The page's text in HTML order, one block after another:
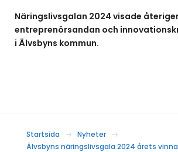
Näringslivsgalan 2024 visade
entreprenörsandan och
i Älvsbyns kommun.
Startsida
Nyheter
Älvsbyns näringslivsgala 2024 årets